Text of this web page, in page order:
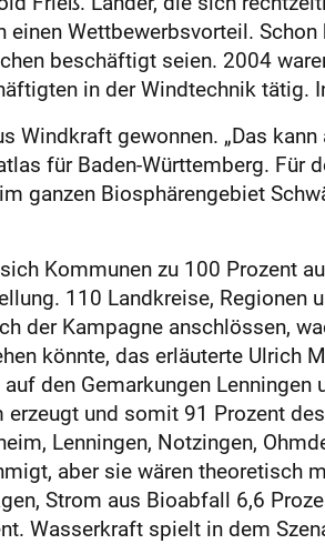
einen Wettbewerbsvorteil.
beschäftigt seien. 2004
in der Windtechnik tätig.
Windkraft gewonnen. „Das
für Baden-Württemberg. Für
ganzen Bio­sphärengebiet
Kommunen zu 100 Prozent
110 Landkreise, Regionen
der Kampagne anschlössen,
könnte, das erläuterte Ulrich
auf den Gemarkungen
erzeugt und somit 91 Prozent
Lenningen, Notzingen,
aber sie wären theoretisch
Strom aus Bioabfall 6,6
Wasserkraft spielt in dem